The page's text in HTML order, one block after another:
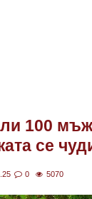
100
се
0 5070